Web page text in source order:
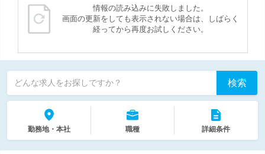
情報の読み込みに失敗しました。
画面の更新をしても表示されない場合は、しばらく
経ってから再度お試しください。
どんな求人をお探しですか？ 検索
勤務地・本社 職種 詳細条件